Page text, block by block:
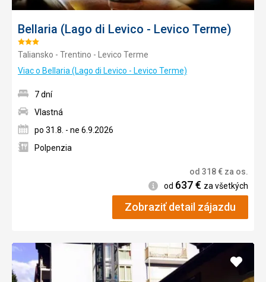
Bellaria (Lago di Levico - Levico Terme)
Hodnotenie:
3/5
Taliansko - Trentino - Levico Terme
Viac o Bellaria (Lago di Levico - Levico Terme)
7 dní
Vlastná
po 31.8. - ne 6.9.2026
Polpenzia
od 318€ za os.
Informácie
od 637€ za všetkých
Zobraziť detail zájazdu
Pridať